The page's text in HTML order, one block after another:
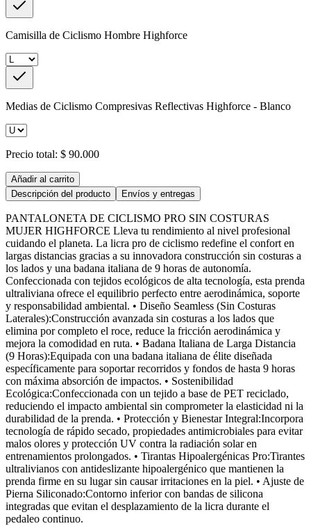
Camisilla de Ciclismo Hombre Highforce
Medias de Ciclismo Compresivas Reflectivas Highforce - Blanco
Precio total: $ 90.000
Añadir al carrito
Descripción del producto
Envíos y entregas
PANTALONETA DE CICLISMO PRO SIN COSTURAS
MUJER HIGHFORCE Lleva tu rendimiento al nivel profesional
cuidando el planeta. La licra pro de ciclismo redefine el confort en
largas distancias gracias a su innovadora construcción sin costuras a
los lados y una badana italiana de 9 horas de autonomía.
Confeccionada con tejidos ecológicos de alta tecnología, esta prenda
ultraliviana ofrece el equilibrio perfecto entre aerodinámica, soporte
y responsabilidad ambiental. • Diseño Seamless (Sin Costuras
Laterales):Construcción avanzada sin costuras a los lados que
elimina por completo el roce, reduce la fricción aerodinámica y
mejora la comodidad en ruta. • Badana Italiana de Larga Distancia
(9 Horas):Equipada con una badana italiana de élite diseñada
específicamente para soportar recorridos y fondos de hasta 9 horas
con máxima absorción de impactos. • Sostenibilidad
Ecológica:Confeccionada con un tejido a base de PET reciclado,
reduciendo el impacto ambiental sin comprometer la elasticidad ni la
durabilidad de la prenda. • Protección y Bienestar Integral:Incorpora
tecnología de rápido secado, propiedades antimicrobiales para evitar
malos olores y protección UV contra la radiación solar en
entrenamientos prolongados. • Tirantas Hipoalergénicas Pro:Tirantes
ultralivianos con antideslizante hipoalergénico que mantienen la
prenda firme en su lugar sin causar irritaciones en la piel. • Ajuste de
Pierna Siliconado:Contorno inferior con bandas de silicona
integradas que evitan el desplazamiento de la licra durante el
pedaleo continuo.